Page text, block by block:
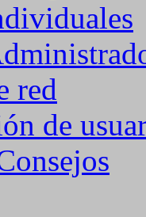
red
de